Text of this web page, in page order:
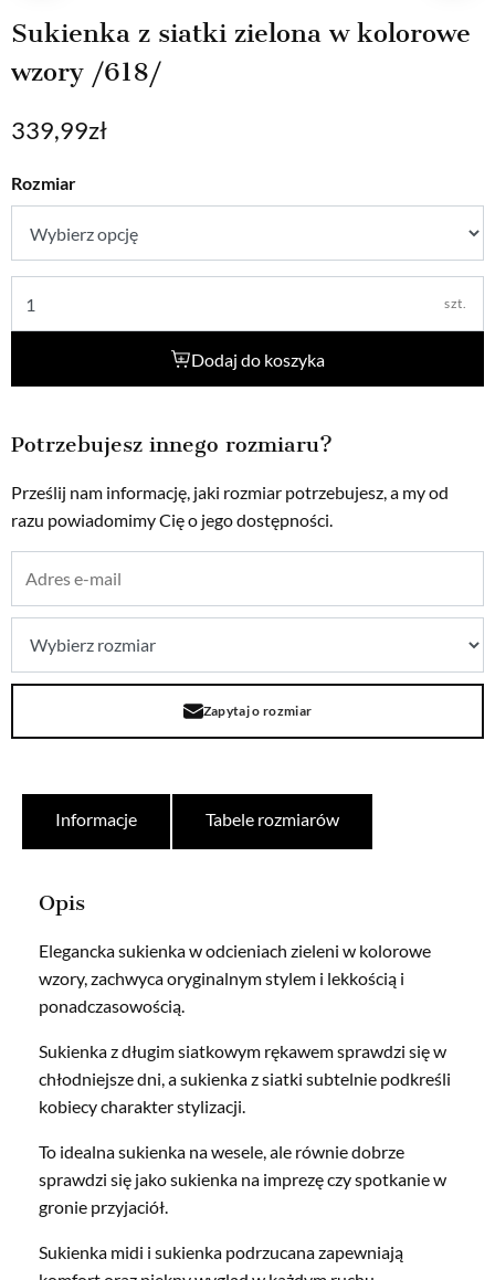
Sukienka z siatki zielona w kolorowe
wzory /618/
339,99zł
Rozmiar
szt.
Dodaj do koszyka
Potrzebujesz innego rozmiaru?
Prześlij nam informację, jaki rozmiar potrzebujesz, a my od
razu powiadomimy Cię o jego dostępności.
Zapytaj o rozmiar
Informacje Tabele rozmiarów
Opis
Elegancka sukienka w odcieniach zieleni w kolorowe
wzory, zachwyca oryginalnym stylem i lekkością i
ponadczasowością.
Sukienka z długim siatkowym rękawem sprawdzi się w
chłodniejsze dni, a sukienka z siatki subtelnie podkreśli
kobiecy charakter stylizacji.
To idealna sukienka na wesele, ale równie dobrze
sprawdzi się jako sukienka na imprezę czy spotkanie w
gronie przyjaciół.
Sukienka midi i sukienka podrzucana zapewniają